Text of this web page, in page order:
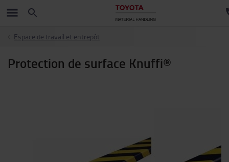
Espace de travail et entrepôt
Protection de surface Knuffi®